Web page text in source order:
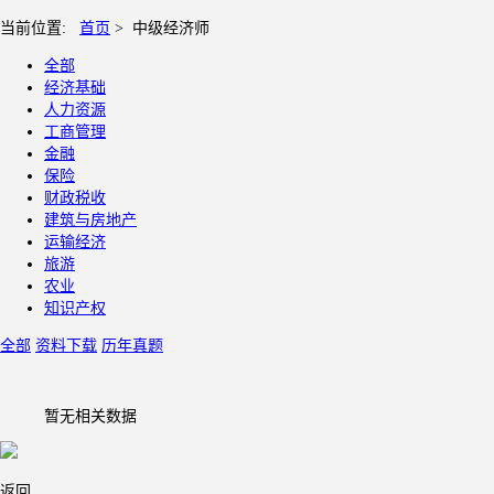
当前位置: 首页 > 中级经济师
全部
经济基础
人力资源
工商管理
金融
保险
财政税收
建筑与房地产
运输经济
旅游
农业
知识产权
全部 资料下载 历年真题
暂无相关数据